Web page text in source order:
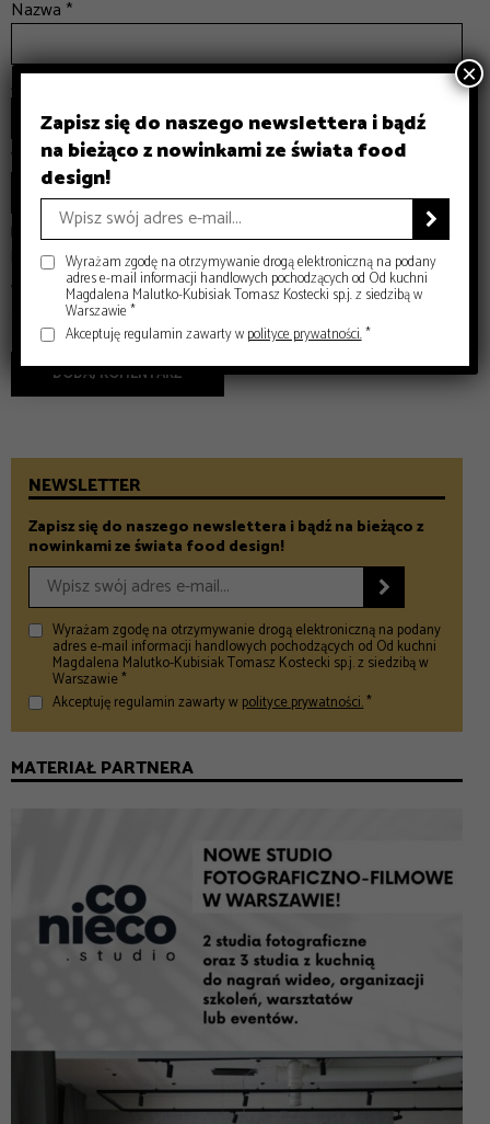
Nazwa *
Adres email
Witryna internetowa
Zapamiętaj moje dane w tej przeglądarce podczas pisania
kolejnych komentarzy.
Witryna jest chroniona przez reCAPTCHA i GooglePolitykę Prywatności
oraz obowiązująWarunki Korzystania z Usługi
NEWSLETTER
Zapisz się do naszego newslettera i bądź na bieżąco z
nowinkami ze świata food design!

Wyrażam zgodę na otrzymywanie drogą elektroniczną na podany
adres e-mail informacji handlowych pochodzących od Od kuchni
Magdalena Malutko-Kubisiak Tomasz Kostecki sp.j. z siedzibą w
Warszawie *
Akceptuję regulamin zawarty wpolityce prywatności.*
MATERIAŁ PARTNERA
Zapisz się do naszego newslettera i bądź
na bieżąco z nowinkami ze świata food
design!

Wyrażam zgodę na otrzymywanie drogą elektroniczną na podany
adres e-mail informacji handlowych pochodzących od Od kuchni
Magdalena Malutko-Kubisiak Tomasz Kostecki sp.j. z siedzibą w
Warszawie *
Akceptuję regulamin zawarty wpolityce prywatności.*
×